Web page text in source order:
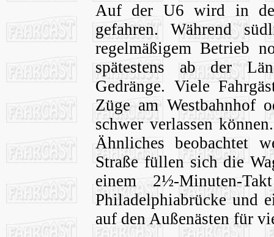
Auf der U6 wird in
gefahren. Während
regelmäßigem Betrieb
spätestens ab der
Gedränge. Viele
Züge am Westbahnhof
schwer verlassen
Ähnliches beobachtet
Straße füllen sich die
einem 2½-Minuten-
Philadelphiabrücke und
auf den Außenästen für